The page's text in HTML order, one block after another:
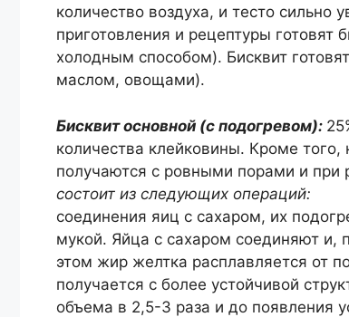
количество воздуха, и тесто сильно
приготовления и рецептуры готовят
холодным способом). Бисквит
маслом, овощами).
Бисквит основной (с подогревом):
количества клейковины. Кроме того,
получаются с ровными порами и при
состоит из следующих операций:
соединения яиц с сахаром, их
мукой. Яйца с сахаром соединяют
этом жир желтка расплавляется от
получается с более устойчивой
объема в 2,5-3 раза и до появления